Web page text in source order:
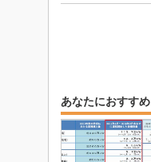
あなたにおすすめ